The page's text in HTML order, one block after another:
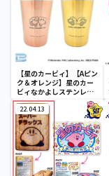
【星のカービィ】【Aピン
ク＆オレンジ】星のカー
ビィなかよしステンレス
ペアタンブラー
22.04.13